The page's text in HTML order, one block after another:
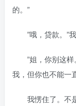
的。”
”哦，贷款。”我
”姐，你别这样
我，但你也不能一
我愣住了。不是